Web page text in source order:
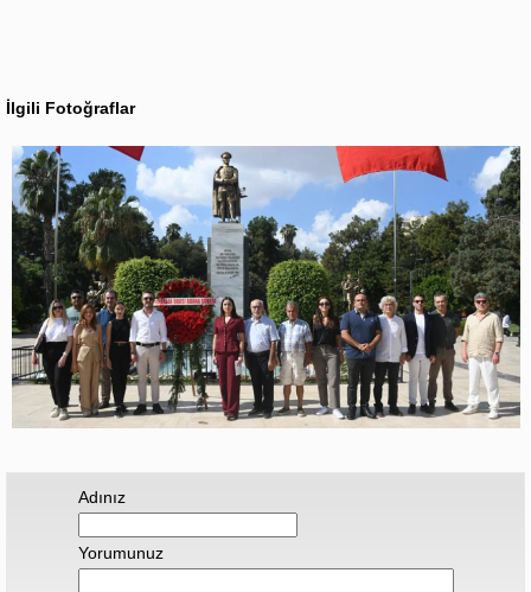
İlgili Fotoğraflar
Adınız
Yorumunuz